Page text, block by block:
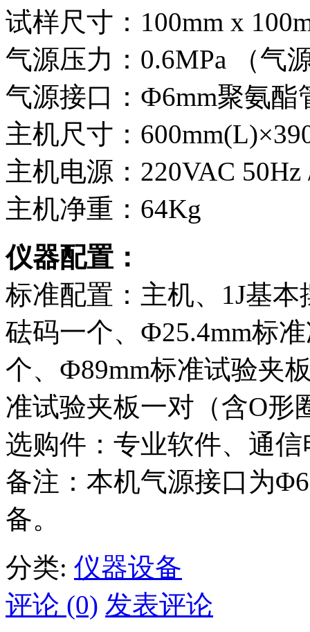
试样尺寸：100mm x
气源压力：0.6MPa （气
气源接口：Ф6mm聚氨酯
主机尺寸：
主机电源：220VAC 50Hz
主机净重：64Kg
仪器配置：
标准配置：主机、1J基
砝码一个、Ф25.4mm标
个、Ф89mm标准试验夹
准试验夹板一对（含O形
选购件：专业软件、通
备注：本机气源接口为
备。
分类: 仪器设备
评论 (0) 发表评论